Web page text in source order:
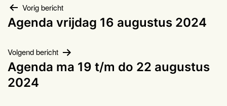
Bericht
navigatie
Vorig bericht
Agenda vrijdag 16 augustus 2024
Volgend bericht
Agenda ma 19 t/m do 22 augustus
2024